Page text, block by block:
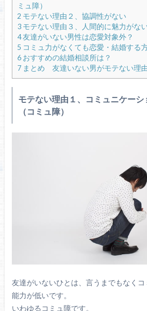
ミュ障）
2 モテない理由２、協調性がない
3モテない理由３、人間的に魅力がな
4友達がいない男性は恋愛対象外？
5 コミュ力がなくても恋愛・結婚する
6おすすめの結婚相談所は？
7まとめ 友達いない男がモテない理
モテない理由１、コミュニケー
（コミュ障）
友達がいないひとは、言うまでもなく
能力が低いです。
いわゆるコミュ障です。